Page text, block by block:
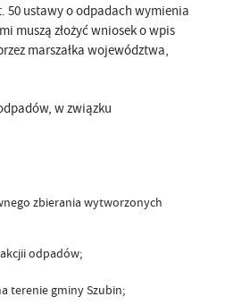
50 ustawy o odpadach wymienia
muszą złożyć wniosek o wpis
marszałka województwa,
w związku
zbierania wytworzonych
odpadów;
terenie gminy Szubin;